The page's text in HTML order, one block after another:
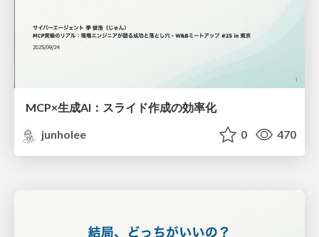
MCP×生成AI：スライド作成の効率化
junholee
0 470